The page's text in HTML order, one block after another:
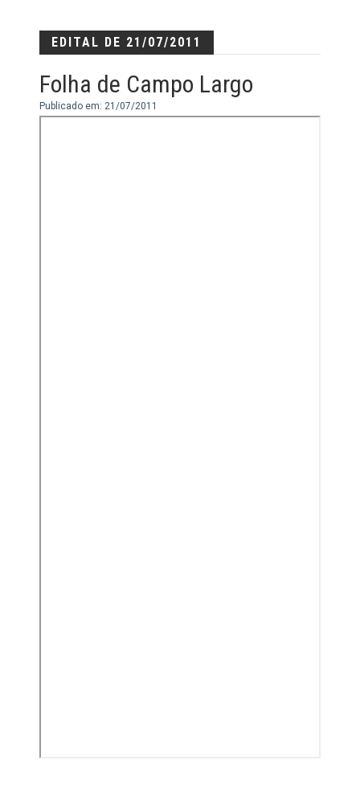
EDITAL DE 21/07/2011
Folha de Campo Largo
Publicado em: 21/07/2011